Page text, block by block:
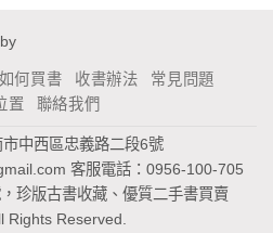
如何買書 收書辦法
常見問題
置
聯絡我們
中西區忠義路二段6號
客服電話：0956-100-705
珍版古書收藏、優質二手書買賣
Rights Reserved.